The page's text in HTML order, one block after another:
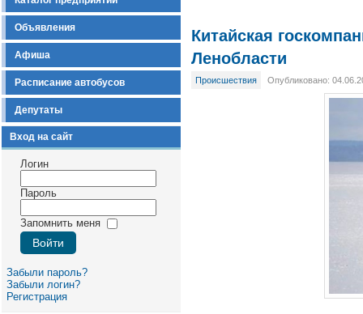
Объявления
Афиша
Расписание автобусов
Депутаты
Вход на сайт
Логин
Пароль
Запомнить меня
Забыли пароль?
Забыли логин?
Регистрация
Китайская
Ленобласти
Происшествия Опубликовано: